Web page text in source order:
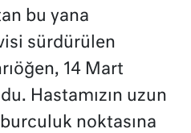
bu yana
sürdürülen
14 Mart
Hastamızın uzun
noktasına